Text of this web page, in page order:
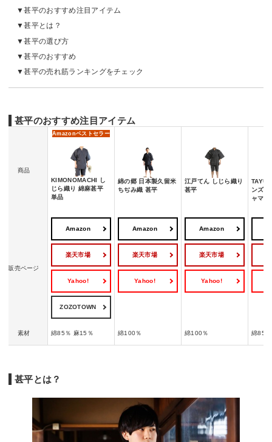
甚平のおすすめ注目アイテム
甚平とは？
甚平の選び方
甚平のおすすめ
甚平の売れ筋ランキングをチェック
甚平のおすすめ注目アイテム
商品
Amazonベストセラー
KIMONOMACHI し
じら織り 綿麻甚平
単品
綿の郷 日本製久留米
ちぢみ織 甚平
江戸てん しじら織り
甚平
TAYU-
ンズ
ャマ
販売ページ
Amazon
楽天市場
Yahoo!
ZOZOTOWN
Amazon
楽天市場
Yahoo!
Amazon
楽天市場
Yahoo!
素材 綿85％ 麻15％ 綿100％ 綿100％ 綿85
甚平とは？